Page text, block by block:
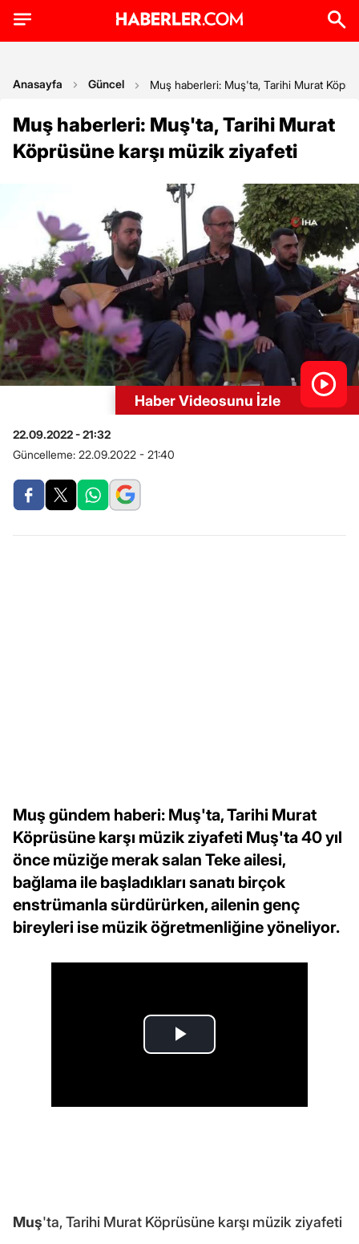
Anasayfa Güncel Muş haberleri: Muş'ta, Tarihi Murat
Muş haberleri: Muş'ta, Tarihi Murat
Köprüsüne karşı müzik ziyafeti
Haber Videosunu İzle
22.09.2022 - 21:32
Güncelleme: 22.09.2022 - 21:40
Muş gündem haberi: Muş'ta, Tarihi Murat
Köprüsüne karşı müzik ziyafeti Muş'ta 40 yıl
önce müziğe merak salan Teke ailesi,
bağlama ile başladıkları sanatı birçok
enstrümanla sürdürürken, ailenin genç
bireyleri ise müzik öğretmenliğine yöneliyor.
Muş'ta, Tarihi Murat Köprüsüne karşı müzik ziyafeti